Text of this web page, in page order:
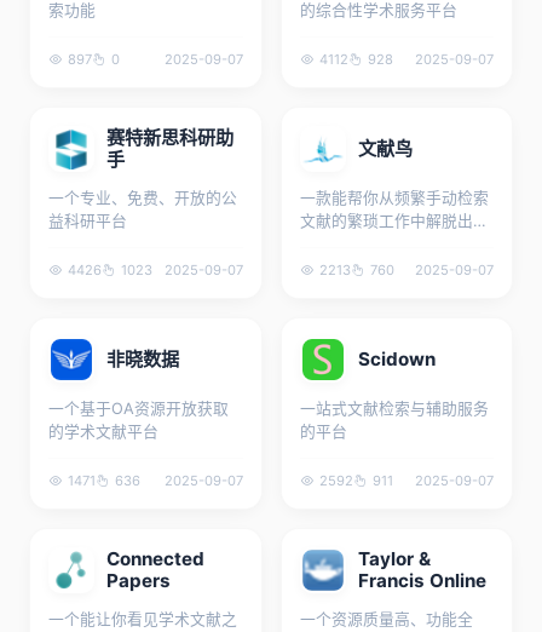
索功能
897 0 2025-09-07
的综合性学术服务平台
4112 928 2025-09-07
赛特新思科研助
手
一个专业、免费、开放的公
益科研平台
4426 1023 2025-09-07
文献鸟
一款能帮你从频繁手动检索
文献的繁琐工作中解脱出来
2213 760 2025-09-07
非晓数据
一个基于OA资源开放获取
的学术文献平台
1471 636 2025-09-07
Scidown
一站式文献检索与辅助服务
的平台
2592 911 2025-09-07
Connected
Papers
一个能让你看见学术文献之
Taylor &
Francis Online
一个资源质量高、功能全